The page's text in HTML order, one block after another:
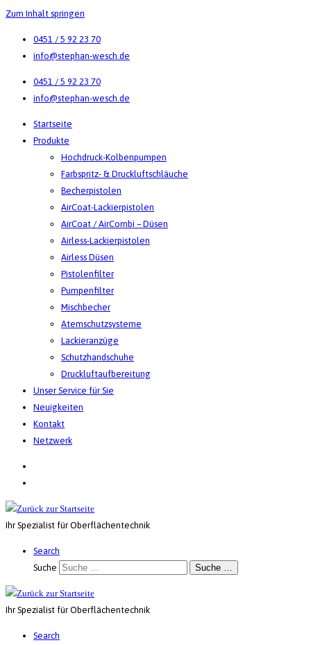
Zum Inhalt springen
0451 / 5 92 23 70
info@stephan-wesch.de
0451 / 5 92 23 70
info@stephan-wesch.de
Startseite
Produkte
Hochdruck-Kolbenpumpen
Farbspritz- & Druckluftschläuche
Becherpistolen
AirCoat-Lackierpistolen
AirCoat / AirCombi – Düsen
Airless-Lackierpistolen
Airless Düsen
Pistolenfilter
Pumpenfilter
Mischbecher
Atemschutzsysteme
Lackieranzüge
Schutzhandschuhe
Druckluftaufbereitung
Unser Service für Sie
Neuigkeiten
Kontakt
Netzwerk
Ihr Spezialist für Oberflächentechnik
Search
Suche
Suche …
Ihr Spezialist für Oberflächentechnik
Search